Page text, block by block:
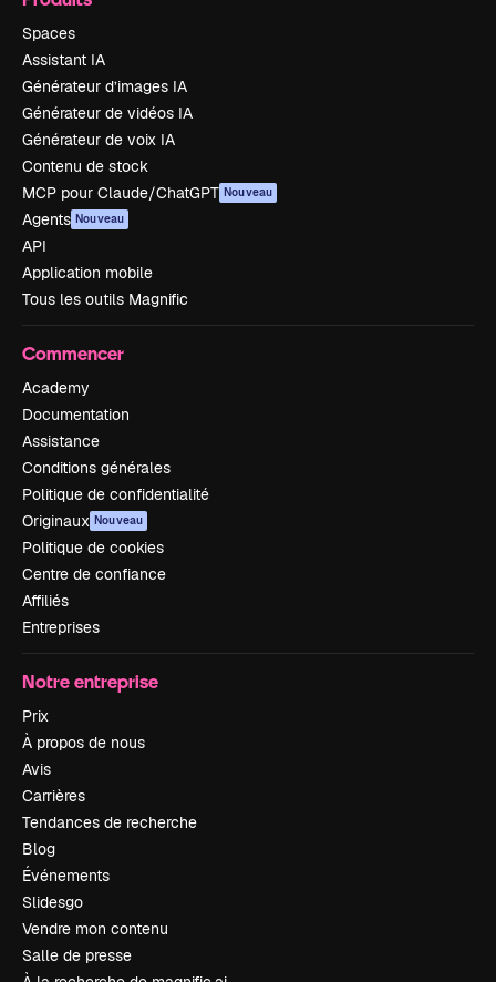
Spaces
Assistant IA
Générateur d’images IA
Générateur de vidéos IA
Générateur de voix IA
Contenu de stock
MCP pour Claude/ChatGPT Nouveau
Agents Nouveau
API
Application mobile
Tous les outils Magnific
Commencer
Academy
Documentation
Assistance
Conditions générales
Politique de confidentialité
Originaux Nouveau
Politique de cookies
Centre de confiance
Affiliés
Entreprises
Notre entreprise
Prix
À propos de nous
Avis
Carrières
Tendances de recherche
Blog
Événements
Slidesgo
Vendre mon contenu
Salle de presse